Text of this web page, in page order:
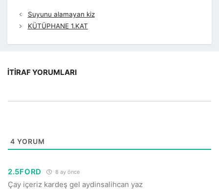
Suyunu alamayan kiz
KÜTÜPHANE 1.KAT
İTIRAF YORUMLARI
4 YORUM
2.5FORD 8 ay önce
Çay içeriz kardeş gel aydinsalihcan yaz